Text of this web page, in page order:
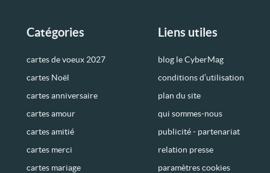
Catégories
cartes de voeux 2027
cartes Noël
cartes anniversaire
cartes amour
cartes amitié
cartes merci
cartes mariage
Liens utiles
blog le CyberMag
conditions d’utilisation
plan du site
qui sommes-nous
publicité - partenariat
relation presse
paramètres cookies